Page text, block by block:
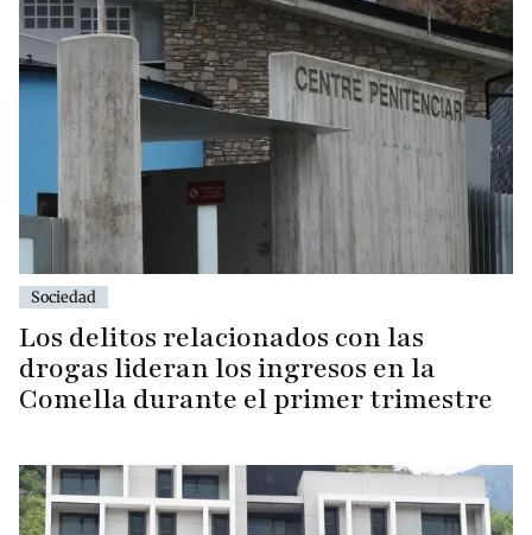
Sociedad
Los delitos relacionados con las
drogas lideran los ingresos en la
Comella durante el primer trimestre